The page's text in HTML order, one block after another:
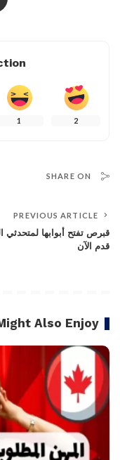
2
1
SHARE ON
PREVIOUS ARTICLE
قبرص تفتح أبوابها لمتحدثي
قدم الآن
Also Enjoy